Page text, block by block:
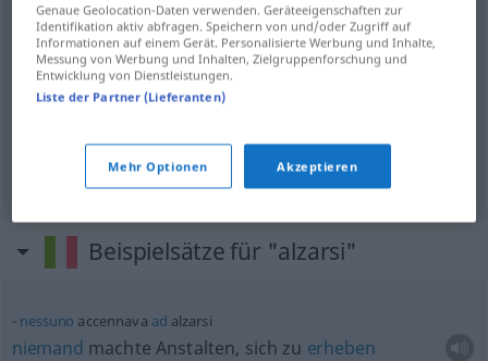
aufstehen alzarsidal letto
sicherhöhen alzarsiaumentare
alzarsitemperatura
Beispielsätze für "alzarsi"
nessuno accennava ad alzarsi
niemand machte Anstalten, sich zu erheben
Genaue Geolocation-Daten verwenden. Geräteeigenschaften zur
Identifikation aktiv abfragen. Speichern von und/oder Zugriff auf
Informationen auf einem Gerät. Personalisierte Werbung und Inhalte,
Messung von Werbung und Inhalten, Zielgruppenforschung und
Entwicklung von Dienstleistungen.
Liste der Partner (Lieferanten)
Mehr Optionen Akzeptieren